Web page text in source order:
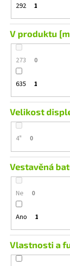
292 1
V produktu
273 0
635 1
Velikost
4" 0
Vestavěná
Ne 0
Ano 1
Vlastnosti a